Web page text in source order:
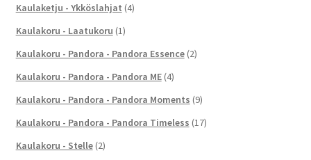
Kaulaketju - Ykköslahjat (4)
Kaulakoru - Laatukoru (1)
Kaulakoru - Pandora - Pandora Essence (2)
Kaulakoru - Pandora - Pandora ME (4)
Kaulakoru - Pandora - Pandora Moments (9)
Kaulakoru - Pandora - Pandora Timeless (17)
Kaulakoru - Stelle (2)